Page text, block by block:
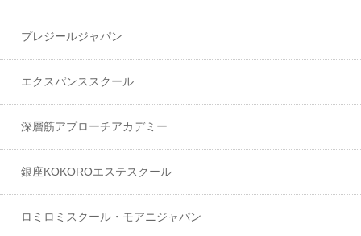
プレジールジャパン
エクスパンススクール
深層筋アプローチアカデミー
銀座KOKOROエステスクール
ロミロミスクール・モアニジャパン